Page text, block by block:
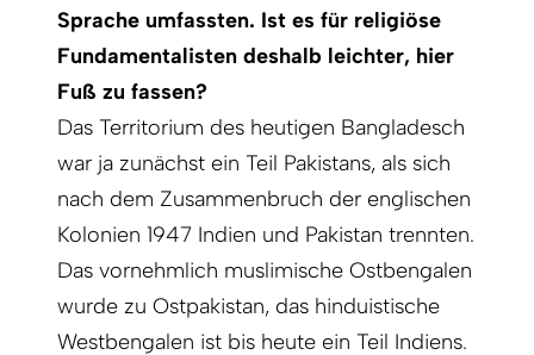
Sprache umfassten. Ist es für religiöse
Fundamentalisten deshalb leichter, hier
Fuß zu fassen?
Das Territorium des heutigen Bangladesch
war ja zunächst ein Teil Pakistans, als sich
nach dem Zusammenbruch der englischen
Kolonien 1947 Indien und Pakistan trennten.
Das vornehmlich muslimische Ostbengalen
wurde zu Ostpakistan, das hinduistische
Westbengalen ist bis heute ein Teil Indiens.